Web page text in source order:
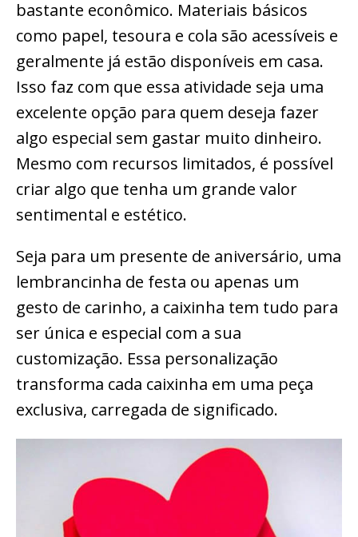
bastante econômico. Materiais básicos
como papel, tesoura e cola são acessíveis e
geralmente já estão disponíveis em casa.
Isso faz com que essa atividade seja uma
excelente opção para quem deseja fazer
algo especial sem gastar muito dinheiro.
Mesmo com recursos limitados, é possível
criar algo que tenha um grande valor
sentimental e estético.
Seja para um presente de aniversário, uma
lembrancinha de festa ou apenas um
gesto de carinho, a caixinha tem tudo para
ser única e especial com a sua
customização. Essa personalização
transforma cada caixinha em uma peça
exclusiva, carregada de significado.